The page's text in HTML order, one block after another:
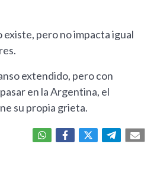
existe, pero no impacta igual
extendido, pero con
en la Argentina, el
su propia grieta.